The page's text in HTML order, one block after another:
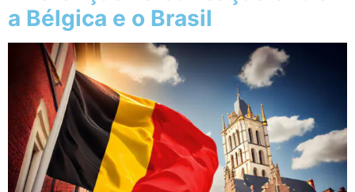
a Bélgica e o Brasil